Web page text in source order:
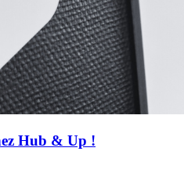
Hub & Up !